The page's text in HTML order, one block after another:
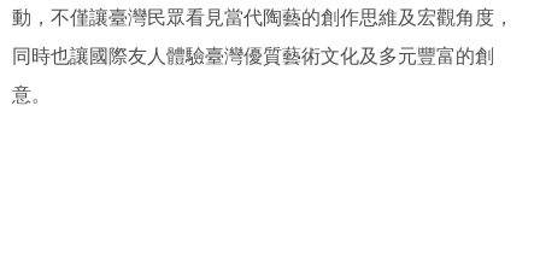
動，不僅讓臺灣民眾看見當代陶藝的創作思維及宏觀角度，
同時也讓國際友人體驗臺灣優質藝術文化及多元豐富的創
意。